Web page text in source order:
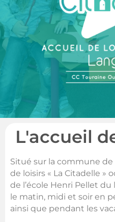
L'accueil
Situé sur la commune de
de loisirs « La Citadelle »
de l’école Henri Pellet
le matin, midi et soir en
ainsi que pendant les